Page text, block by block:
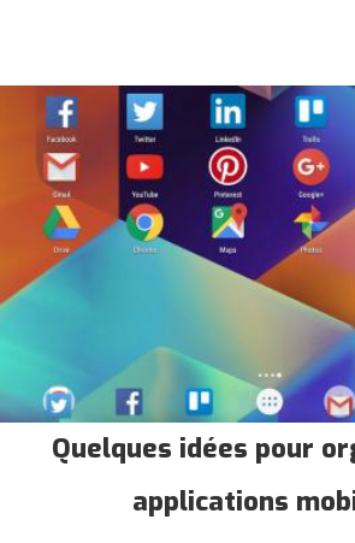
Quelques idées pour
applications